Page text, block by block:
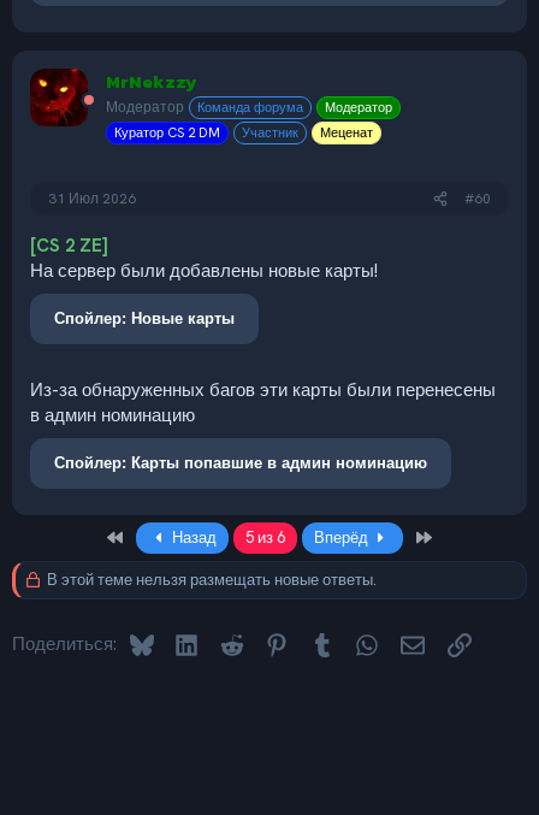
MrNekzzy
Модератор Команда форума
Модератор
Куратор CS 2 DM
Участник Меценат
31 Июл 2026 #60
[CS 2 ZE]
На сервер были добавлены новые карты!
Спойлер: Новые карты
Из-за обнаруженных багов эти карты были перенесены
в админ номинацию
Спойлер: Карты попавшие в админ номинацию
First Назад 5 из 6 Вперёд
В этой теме нельзя размещать новые ответы.
Поделиться: Bluesky LinkedInReddit PinterestTumblr WhatsApp
Электронная
Ссылка